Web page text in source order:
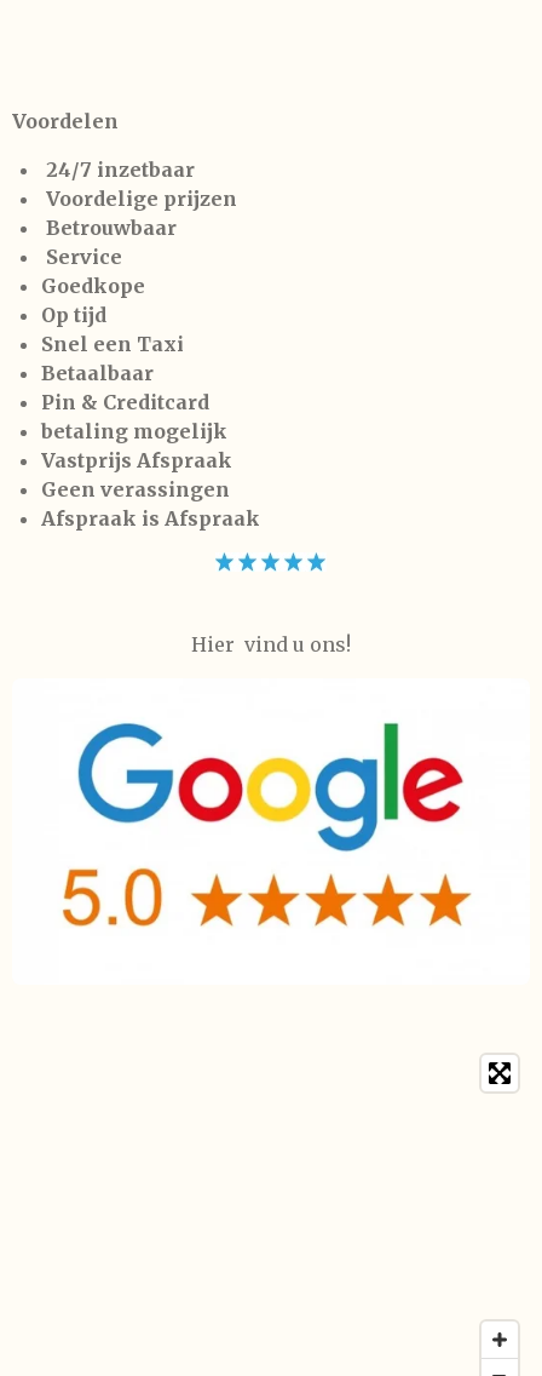
Voordelen
24/7 inzetbaar
Voordelige prijzen
Betrouwbaar
Service
Goedkope
Op tijd
Snel een Taxi
Betaalbaar
Pin & Creditcard
betaling mogelijk
Vastprijs Afspraak
Geen verassingen
Afspraak is Afspraak
Hier vind u ons!